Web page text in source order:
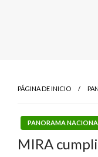
PÁGINA DE INICIO
PANORAMA
MIRA